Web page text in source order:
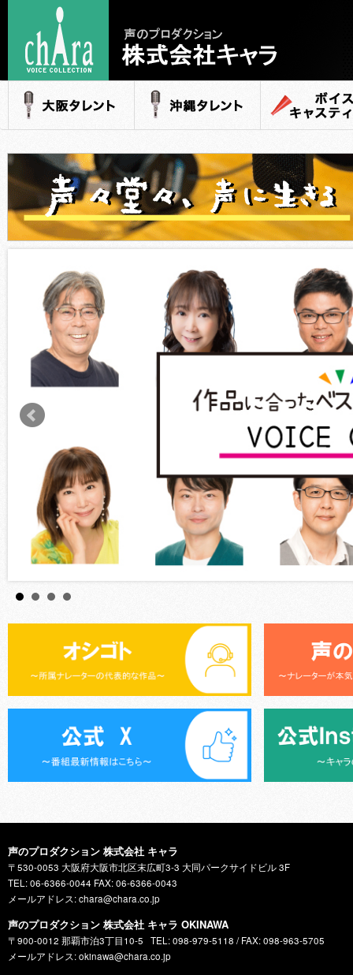
声のプロダクション
- 株式会社キャラ
大阪タレント 沖縄タレント ボイスキャステ
声のプロダクション 株式会社 キャラ
〒530-0053 大阪府大阪市北区末広町3-3 大同パークサイドビル 3F
TEL: 06-6366-0044 FAX: 06-6366-0043
メールアドレス: chara@chara.co.jp
声のプロダクション 株式会社 キャラ OKINAWA
〒900-0012 那覇市泊3丁目10-5
TEL: 098-979-5118 / FAX: 098-963-5705
メールアドレス: okinawa@chara.co.jp